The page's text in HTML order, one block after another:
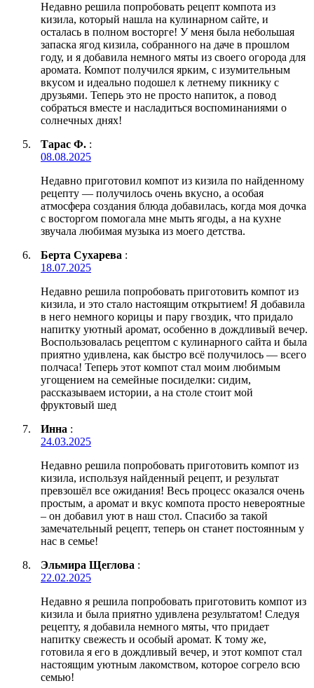
Недавно решила попробовать рецепт компота из
кизила, который нашла на кулинарном сайте, и
осталась в полном восторге! У меня была небольшая
запаска ягод кизила, собранного на даче в прошлом
году, и я добавила немного мяты из своего огорода для
аромата. Компот получился ярким, с изумительным
вкусом и идеально подошел к летнему пикнику с
друзьями. Теперь это не просто напиток, а повод
собраться вместе и насладиться воспоминаниями о
солнечных днях!
Тарас Ф. :
08.08.2025
Недавно приготовил компот из кизила по найденному
рецепту — получилось очень вкусно, а особая
атмосфера создания блюда добавилась, когда моя дочка
с восторгом помогала мне мыть ягоды, а на кухне
звучала любимая музыка из моего детства.
Берта Сухарева :
18.07.2025
Недавно решила попробовать приготовить компот из
кизила, и это стало настоящим открытием! Я добавила
в него немного корицы и пару гвоздик, что придало
напитку уютный аромат, особенно в дождливый вечер.
Воспользовалась рецептом с кулинарного сайта и была
приятно удивлена, как быстро всё получилось — всего
полчаса! Теперь этот компот стал моим любимым
угощением на семейные посиделки: сидим,
рассказываем истории, а на столе стоит мой
фруктовый шед
Инна :
24.03.2025
Недавно решила попробовать приготовить компот из
кизила, используя найденный рецепт, и результат
превзошёл все ожидания! Весь процесс оказался очень
простым, а аромат и вкус компота просто невероятные
– он добавил уют в наш стол. Спасибо за такой
замечательный рецепт, теперь он станет постоянным у
нас в семье!
Эльмира Щеглова :
22.02.2025
Недавно я решила попробовать приготовить компот из
кизила и была приятно удивлена результатом! Следуя
рецепту, я добавила немного мяты, что придает
напитку свежесть и особый аромат. К тому же,
готовила я его в дождливый вечер, и этот компот стал
настоящим уютным лакомством, которое согрело всю
семью!